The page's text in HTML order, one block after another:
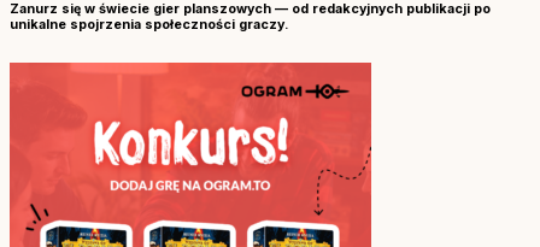
Zanurz się w świecie gier planszowych — od redakcyjnych publikacji po
unikalne spojrzenia społeczności graczy.